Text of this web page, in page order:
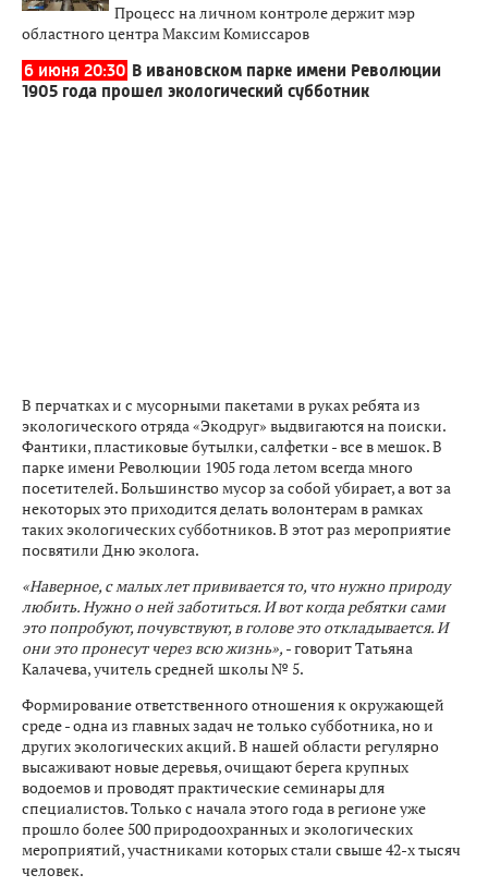
Процесс на личном контроле держит мэр
областного центра Максим Комиссаров
6 июня 20:30 В ивановском парке имени Революции
1905 года прошел экологический субботник
В перчатках и с мусорными пакетами в руках ребята из
экологического отряда «Экодруг» выдвигаются на поиски.
Фантики, пластиковые бутылки, салфетки - все в мешок. В
парке имени Революции 1905 года летом всегда много
посетителей. Большинство мусор за собой убирает, а вот за
некоторых это приходится делать волонтерам в рамках
таких экологических субботников. В этот раз мероприятие
посвятили Дню эколога.
«Наверное, с малых лет прививается то, что нужно природу
любить. Нужно о ней заботиться. И вот когда ребятки сами
это попробуют, почувствуют, в голове это откладывается. И
они это пронесут через всю жизнь», - говорит Татьяна
Калачева, учитель средней школы № 5.
Формирование ответственного отношения к окружающей
среде - одна из главных задач не только субботника, но и
других экологических акций. В нашей области регулярно
высаживают новые деревья, очищают берега крупных
водоемов и проводят практические семинары для
специалистов. Только с начала этого года в регионе уже
прошло более 500 природоохранных и экологических
мероприятий, участниками которых стали свыше 42-х тысяч
человек.